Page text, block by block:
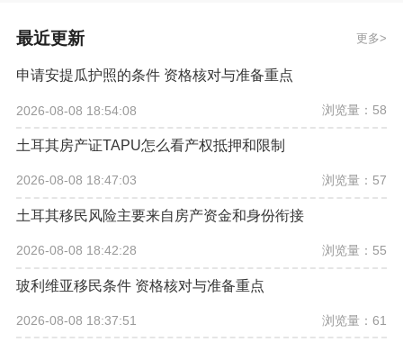
最近更新 更多
申请安提瓜护照的条件 资格核对与准备重点
2026-08-08 18:54:08 浏览量：58
土耳其房产证TAPU怎么看产权抵押和限制
2026-08-08 18:47:03 浏览量：57
土耳其移民风险主要来自房产资金和身份衔接
2026-08-08 18:42:28 浏览量：55
玻利维亚移民条件 资格核对与准备重点
2026-08-08 18:37:51 浏览量：61